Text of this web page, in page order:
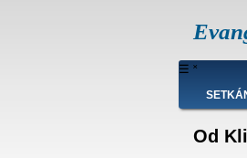
Hlavní
☰ ˟
Od